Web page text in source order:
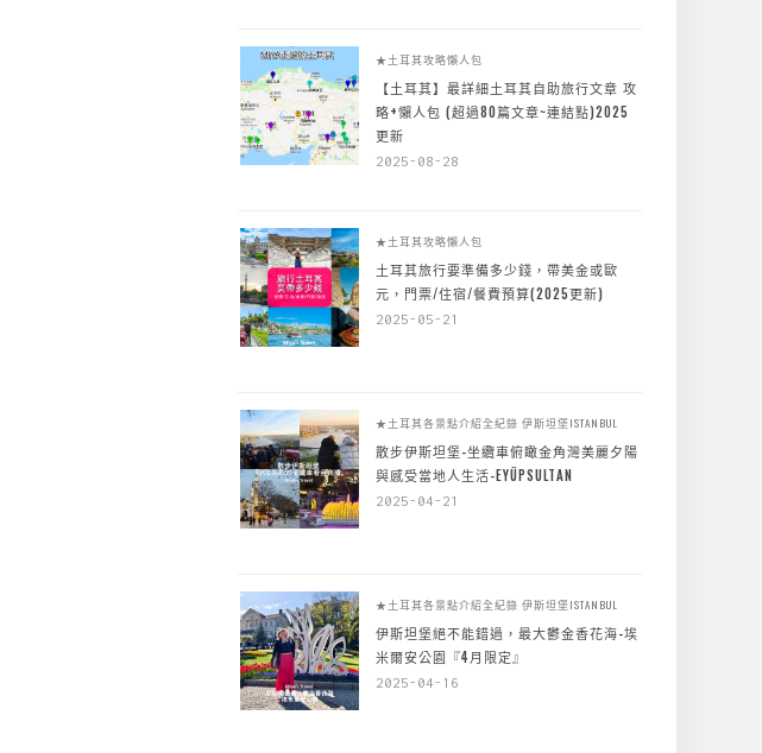
★土耳其攻略懶人包
【土耳其】最詳細土耳其自助旅行文章 攻
略+懶人包 (超過80篇文章~連結點)2025
更新
2025-08-28
★土耳其攻略懶人包
土耳其旅行要準備多少錢，帶美金或歐
元，門票/住宿/餐費預算(2025更新)
2025-05-21
★土耳其各景點介紹全紀錄 伊斯坦堡ISTANBUL
散步伊斯坦堡-坐纜車俯瞰金角灣美麗夕陽
與感受當地人生活-EYÜPSULTAN
2025-04-21
★土耳其各景點介紹全紀錄 伊斯坦堡ISTANBUL
伊斯坦堡絕不能錯過，最大鬱金香花海-埃
米爾安公園『4月限定』
2025-04-16